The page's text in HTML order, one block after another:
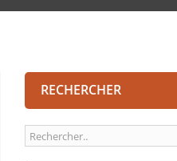
RECHERCHER